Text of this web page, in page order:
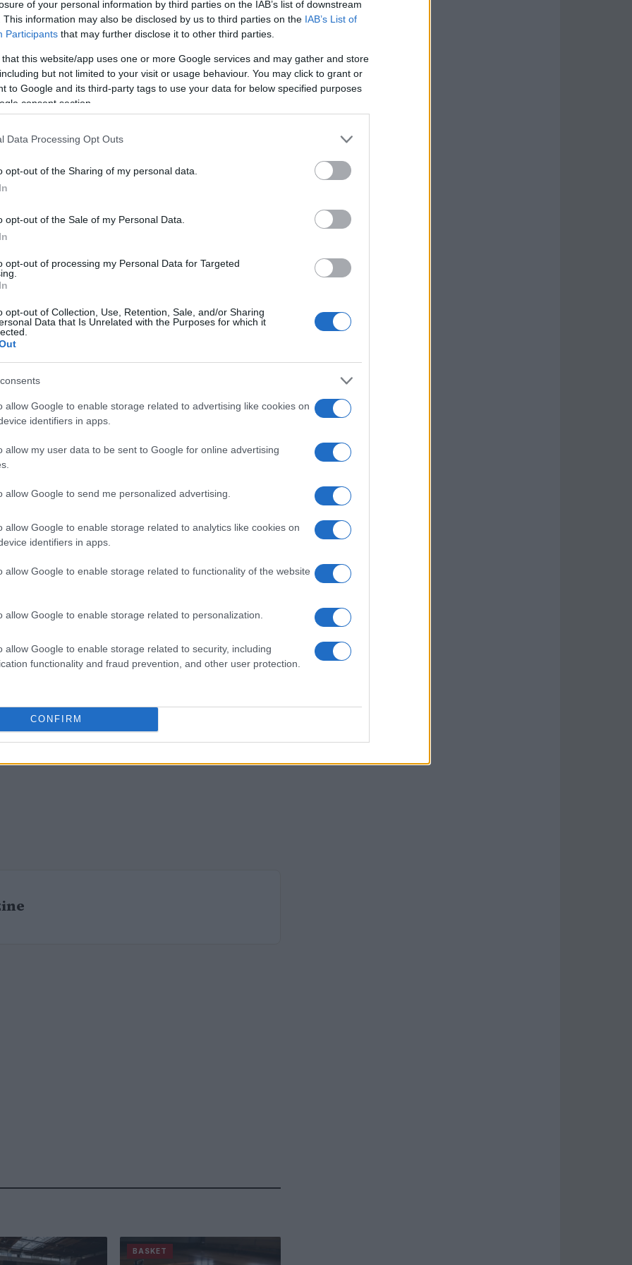
of your personal information by third parties on the IAB’s list of downstream
This information may also be disclosed by us to third parties on the IAB’s List of
Participants that may further disclose it to other third parties.
that this website/app uses one or more Google services and may gather and store
but not limited to your visit or usage behaviour. You may click to grant or
to Google and its third-party tags to use your data for below specified purposes
consent section.
Data Processing Opt Outs
opt-out of the Sharing of my personal data.
opt-out of the Sale of my Personal Data.
opt-out of processing my Personal Data for Targeted
opt-out of Collection, Use, Retention, Sale, and/or Sharing
Data that Is Unrelated with the Purposes for which it
allow Google to enable storage related to advertising like cookies on
identifiers in apps.
allow my user data to be sent to Google for online advertising
allow Google to send me personalized advertising.
allow Google to enable storage related to analytics like cookies on
identifiers in apps.
allow Google to enable storage related to functionality of the website
allow Google to enable storage related to personalization.
allow Google to enable storage related to security, including
functionality and fraud prevention, and other user protection.
CONFIRM
“Abbiamo giocato una coppa di
risultata chiave. Abbiamo fatto appello
il passarsi la palla e l’altruismo. Sono state
importante perchè ci dà fiducia per la
Leo e al signor Armani, al mio staff,
fiducia in quello che volevamo fare.
hanno avuto pazienza credendo in
fortunato di essere all’Olimpia di
di questa società”.
sono stati molto importanti, venire a
fa sentire fortunato, ma anche contento.
a Madrid e vincere a Milano non è
o altrove”.
BASKET